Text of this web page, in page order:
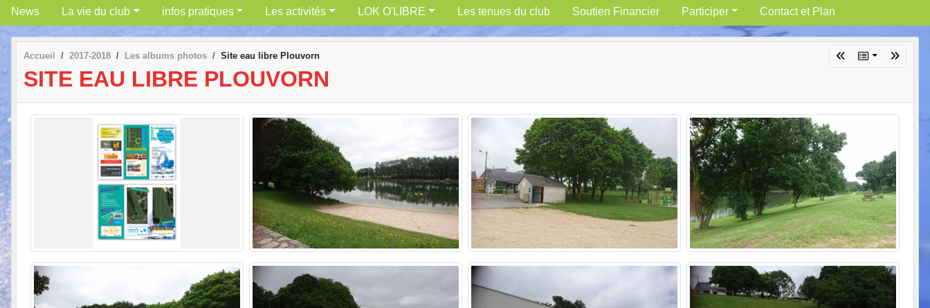
News La vie du club infos pratiques Les activités LOK O'LIBRE Les tenues du club Soutien Financier Participer Contact et Plan
Accueil 2017-2018 Les albums photos Site eau libre Plouvorn
SITE EAU LIBRE PLOUVORN